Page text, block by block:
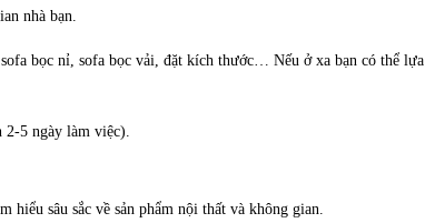
nhà bạn.
bọc nỉ, sofa bọc vải, đặt kích thước… Nếu ở xa bạn có thể lựa
2-5 ngày làm việc).
sâu sắc về sản phẩm nội thất và không gian.